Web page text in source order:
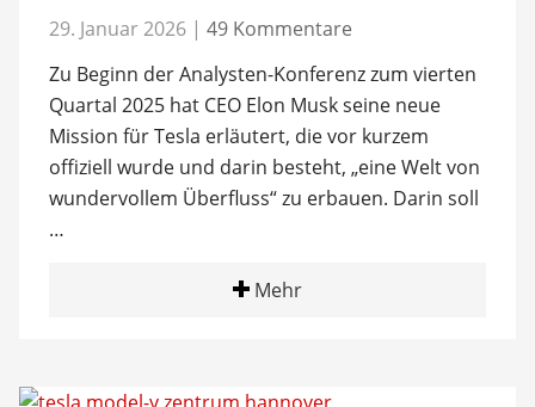
29. Januar 2026 | 49 Kommentare
Zu Beginn der Analysten-Konferenz zum vierten
Quartal 2025 hat CEO Elon Musk seine neue
Mission für Tesla erläutert, die vor kurzem
offiziell wurde und darin besteht, „eine Welt von
wundervollem Überfluss“ zu erbauen. Darin soll
…
Mehr